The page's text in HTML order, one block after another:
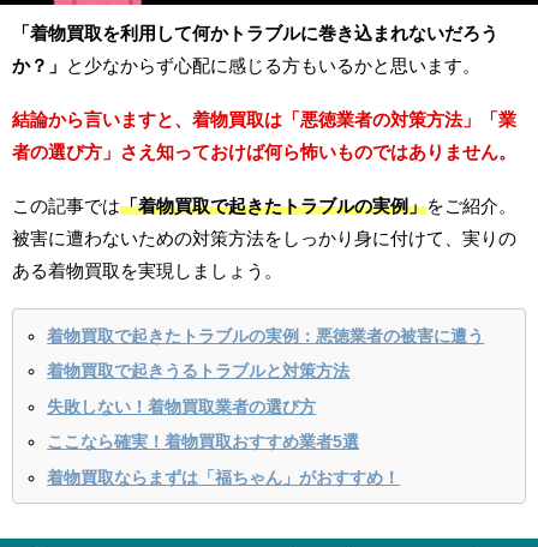
「着物買取を利用して何かトラブルに巻き込まれないだろう
か？」
と少なからず心配に感じる方もいるかと思います。
結論から言いますと、着物買取は「悪徳業者の対策方法」「業
者の選び方」さえ知っておけば何ら怖いものではありません。
この記事では「着物買取で起きたトラブルの実例」をご紹介。
被害に遭わないための対策方法をしっかり身に付けて、実りの
ある着物買取を実現しましょう。
着物買取で起きたトラブルの実例：悪徳業者の被害に遭う
着物買取で起きうるトラブルと対策方法
失敗しない！着物買取業者の選び方
ここなら確実！着物買取おすすめ業者5選
着物買取ならまずは「福ちゃん」がおすすめ！